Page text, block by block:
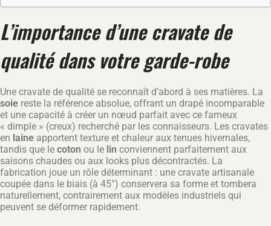
L’importance d’une cravate de
qualité dans votre garde-robe
Une cravate de qualité se reconnaît d’abord à ses matières. La
soie reste la référence absolue, offrant un drapé incomparable
et une capacité à créer un nœud parfait avec ce fameux
« dimple » (creux) recherché par les connaisseurs. Les cravates
en laine apportent texture et chaleur aux tenues hivernales,
tandis que le coton ou le lin conviennent parfaitement aux
saisons chaudes ou aux looks plus décontractés. La
fabrication joue un rôle déterminant : une cravate artisanale
coupée dans le biais (à 45°) conservera sa forme et tombera
naturellement, contrairement aux modèles industriels qui
peuvent se déformer rapidement.